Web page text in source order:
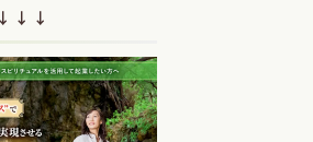
↓ ↓